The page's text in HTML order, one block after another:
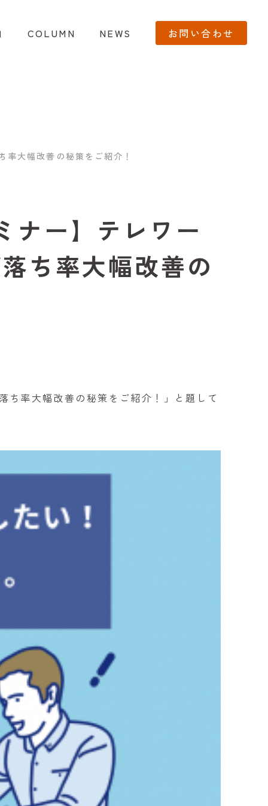
COLUMN NEWS お問い合わせ
大幅改善の秘策をご紹介！
ナー】テレワー
ち率大幅改善の
ち率大幅改善の秘策をご紹介！」と題して